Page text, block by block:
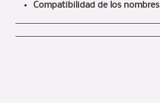
Compatibilidad de los nombres